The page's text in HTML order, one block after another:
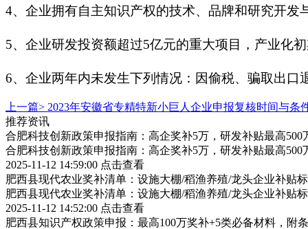
4、企业拥有自主知识产权的技术、品牌和研究开
5、企业研发投资额超过5亿元的重大项目，产业化
6、企业两年内未发生下列情况：因偷税、骗取出
上一篇> 2023年安徽省专精特新小巨人企业申报复核时间与条
推荐资讯
合肥科技创新政策申报指南：高企奖补5万，研发补贴最高500
合肥科技创新政策申报指南：高企奖补5万，研发补贴最高500
2025-11-12 14:59:00 点击查看
肥西县现代农业奖补清单：设施大棚/稻渔养殖/龙头企业补贴
肥西县现代农业奖补清单：设施大棚/稻渔养殖/龙头企业补贴
2025-11-12 14:52:00 点击查看
肥西县知识产权政策申报：最高100万奖补+5类必备材料，附